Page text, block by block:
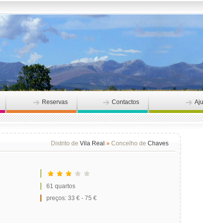
Reservas Contactos
Distrito de Vila Real » Concelho de Chaves
61 quartos
preços: 33 € - 75 €